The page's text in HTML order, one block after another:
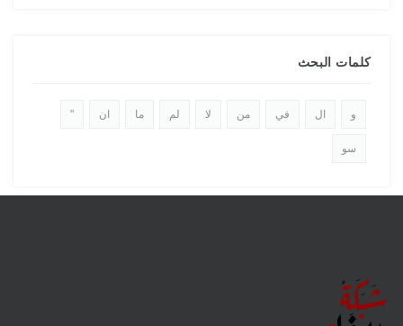
كلمات البحث
و ال في من لا لم ما ان "
سو